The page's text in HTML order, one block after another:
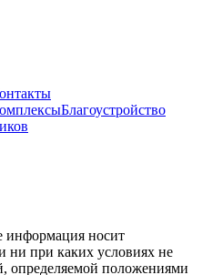
Благоустройство
информация носит
ни при каких условиях не
определяемой положениями